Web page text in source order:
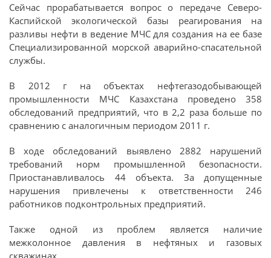
Сейчас прорабатывается вопрос о передаче Северо-
Каспийской экологической базы реагирования на
разливы нефти в ведение МЧС для создания на ее базе
Специализированной морской аварийно-спасательной
службы.
В 2012 г на объектах нефтегазодобывающей
промышленности МЧС Казахстана проведено 358
обследований предприятий, что в 2,2 раза больше по
сравнению с аналогичным периодом 2011 г.
В ходе обследований выявлено 2882 нарушений
требований норм промышленной безопасности.
Приостанавливалось 44 объекта. За допущенные
нарушения привлечены к ответственности 246
работников подконтрольных предприятий.
Также одной из проблем является наличие
межколонное давления в нефтяных и газовых
скважинах.